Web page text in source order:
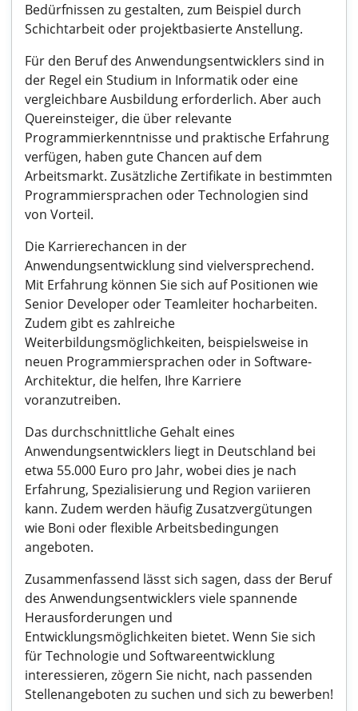
Bedürfnissen zu gestalten, zum Beispiel durch
Schichtarbeit oder projektbasierte Anstellung.
Für den Beruf des Anwendungsentwicklers sind in
der Regel ein Studium in Informatik oder eine
vergleichbare Ausbildung erforderlich. Aber auch
Quereinsteiger, die über relevante
Programmierkenntnisse und praktische Erfahrung
verfügen, haben gute Chancen auf dem
Arbeitsmarkt. Zusätzliche Zertifikate in bestimmten
Programmiersprachen oder Technologien sind
von Vorteil.
Die Karrierechancen in der
Anwendungsentwicklung sind vielversprechend.
Mit Erfahrung können Sie sich auf Positionen wie
Senior Developer oder Teamleiter hocharbeiten.
Zudem gibt es zahlreiche
Weiterbildungsmöglichkeiten, beispielsweise in
neuen Programmiersprachen oder in Software-
Architektur, die helfen, Ihre Karriere
voranzutreiben.
Das durchschnittliche Gehalt eines
Anwendungsentwicklers liegt in Deutschland bei
etwa 55.000 Euro pro Jahr, wobei dies je nach
Erfahrung, Spezialisierung und Region variieren
kann. Zudem werden häufig Zusatzvergütungen
wie Boni oder flexible Arbeitsbedingungen
angeboten.
Zusammenfassend lässt sich sagen, dass der Beruf
des Anwendungsentwicklers viele spannende
Herausforderungen und
Entwicklungsmöglichkeiten bietet. Wenn Sie sich
für Technologie und Softwareentwicklung
interessieren, zögern Sie nicht, nach passenden
Stellenangeboten zu suchen und sich zu bewerben!